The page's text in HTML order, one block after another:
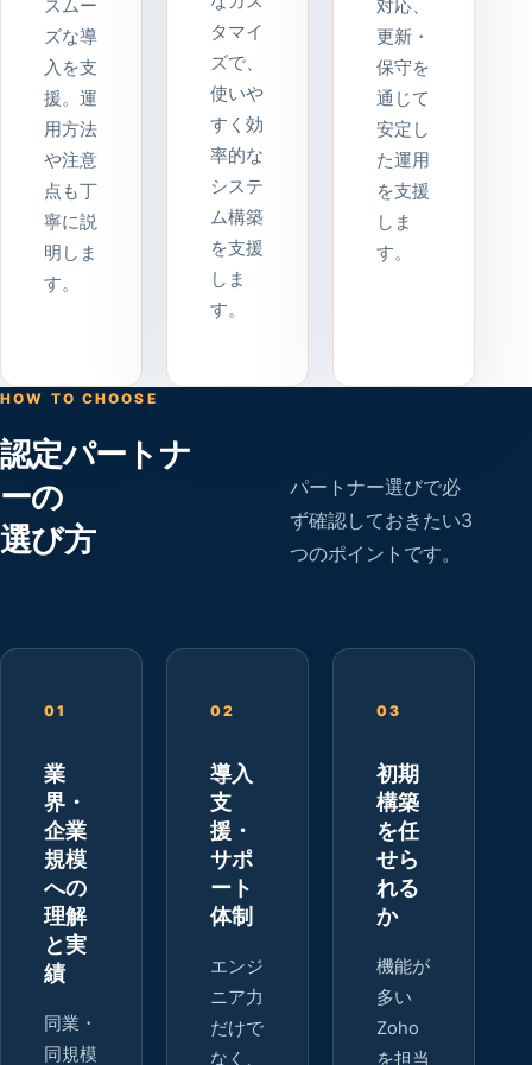
スムー
ズな導
入を支
援。運
用方法
や注意
点も丁
寧に説
明しま
す。
タマイ
ズで、
使いや
すく効
率的な
システ
ム構築
を支援
しま
す。
対応、
更新・
保守を
通じて
安定し
た運用
を支援
しま
す。
HOW TO CHOOSE
認定パートナ
ーの
選び方
パートナー選びで必
ず確認しておきたい3
つのポイントです。
01
業
界・
企業
規模
への
理解
と実
績
同業・
同規模
02
導入
支
援・
サポ
ート
体制
エンジ
ニア力
だけで
なく、
03
初期
構築
を任
せら
れる
か
機能が
多い
Zoho
を担当